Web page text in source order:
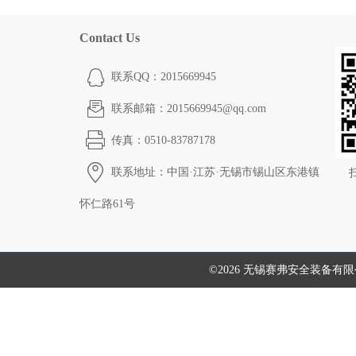
Contact Us
联系QQ：2015669945
联系邮箱：2015669945@qq.com
传真：0510-83787178
联系地址：中国·江苏·无锡市锡山区东港镇
怀仁路61号
©2026 无锡赛弗安全装备有